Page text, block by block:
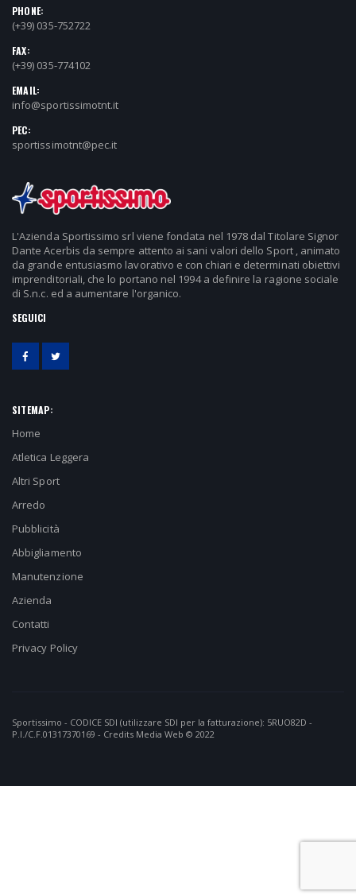
PHONE:
(+39) 035-752722
FAX:
(+39) 035-774102
EMAIL:
info@sportissimotnt.it
PEC:
sportissimotnt@pec.it
L'Azienda Sportissimo srl viene fondata nel 1978 dal Titolare Signor
Dante Acerbis da sempre attento ai sani valori dello Sport , animato
da grande entusiasmo lavorativo e con chiari e determinati obiettivi
imprenditoriali, che lo portano nel 1994 a definire la ragione sociale
di S.n.c. ed a aumentare l'organico.
SEGUICI
SITEMAP:
Home
Atletica Leggera
Altri Sport
Arredo
Pubblicità
Abbigliamento
Manutenzione
Azienda
Contatti
Privacy Policy
Sportissimo - CODICE SDI (utilizzare SDI per la fatturazione): 5RUO82D -
P.I./C.F.01317370169 - Credits Media Web © 2022